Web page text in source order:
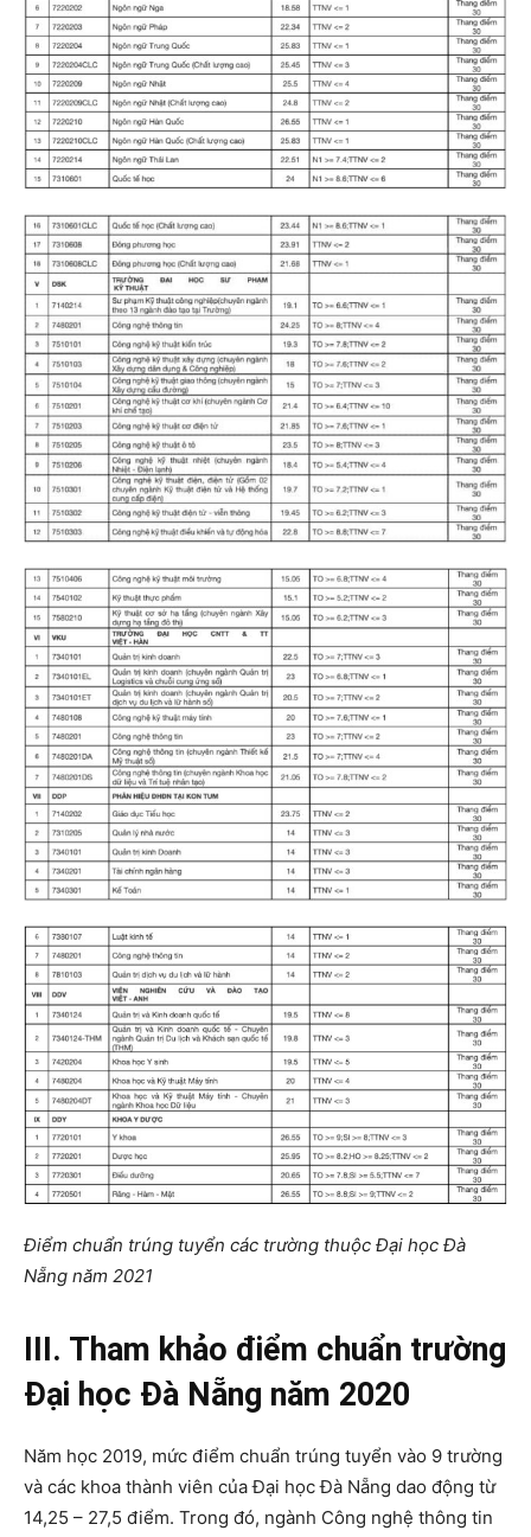
Điểm chuẩn trúng tuyển các trường thuộc Đại học Đà
Nẵng năm 2021
III. Tham khảo điểm chuẩn trường
Đại học Đà Nẵng năm 2020
Năm học 2019, mức điểm chuẩn trúng tuyển vào 9 trường
và các khoa thành viên của Đại học Đà Nẵng dao động từ
14,25 – 27,5 điểm. Trong đó, ngành Công nghệ thông tin